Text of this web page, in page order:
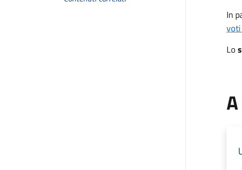
In
voti
Lo